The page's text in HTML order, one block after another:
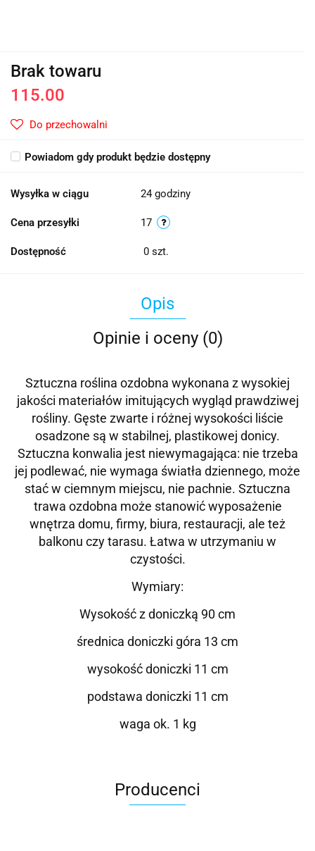
Brak towaru
115.00
Do przechowalni
Powiadom gdy produkt będzie dostępny
Wysyłka w ciągu 24 godziny
Cena przesyłki 17
Dostępność 0 szt.
Opis
Opinie i oceny (0)
Sztuczna roślina ozdobna wykonana z wysokiej
jakości materiałów imitujących wygląd prawdziwej
rośliny. Gęste zwarte i różnej wysokości liście
osadzone są w stabilnej, plastikowej donicy.
Sztuczna konwalia jest niewymagająca: nie trzeba
jej podlewać, nie wymaga światła dziennego, może
stać w ciemnym miejscu, nie pachnie. Sztuczna
trawa ozdobna może stanowić wyposażenie
wnętrza domu, firmy, biura, restauracji, ale też
balkonu czy tarasu. Łatwa w utrzymaniu w
czystości.
Wymiary:
Wysokość z doniczką 90 cm
średnica doniczki góra 13 cm
wysokość doniczki 11 cm
podstawa doniczki 11 cm
waga ok. 1 kg
Producenci